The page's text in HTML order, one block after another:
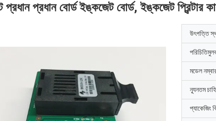
প্রধান বোর্ড ইঙ্কজেট বোর্ড, ইঙ্কজেট প্রিন্টার
উৎপত্তি
মডেল
ন্যূনতম
প্যাকেজিং